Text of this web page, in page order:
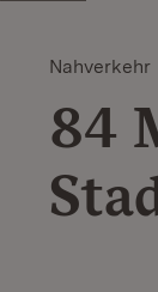
Nahverkehr
84